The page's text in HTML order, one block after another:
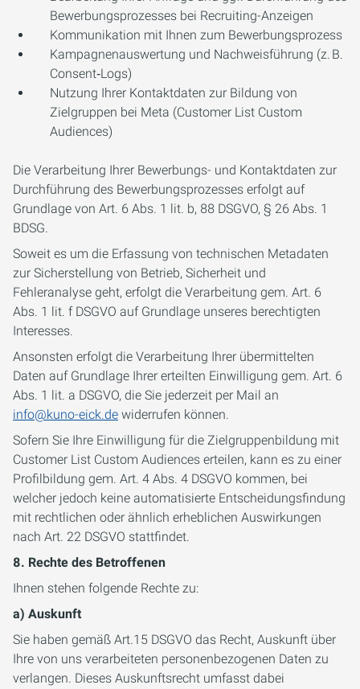
Bewerbungsprozesses bei Recruiting-Anzeigen
Kommunikation mit Ihnen zum Bewerbungsprozess
Kampagnenauswertung und Nachweisführung (z. B.
Consent‑Logs)
Nutzung Ihrer Kontaktdaten zur Bildung von
Zielgruppen bei Meta (Customer List Custom
Audiences)
Die Verarbeitung Ihrer Bewerbungs- und Kontaktdaten zur
Durchführung des Bewerbungsprozesses erfolgt auf
Grundlage von Art. 6 Abs. 1 lit. b, 88 DSGVO, § 26 Abs. 1
BDSG.
Soweit es um die Erfassung von technischen Metadaten
zur Sicherstellung von Betrieb, Sicherheit und
Fehleranalyse geht, erfolgt die Verarbeitung gem. Art. 6
Abs. 1 lit. f DSGVO auf Grundlage unseres berechtigten
Interesses.
Ansonsten erfolgt die Verarbeitung Ihrer übermittelten
Daten auf Grundlage Ihrer erteilten Einwilligung gem. Art. 6
Abs. 1 lit. a DSGVO, die Sie jederzeit per Mail an
info@kuno-eick.de widerrufen können.
Sofern Sie Ihre Einwilligung für die Zielgruppenbildung mit
Customer List Custom Audiences erteilen, kann es zu einer
Profilbildung gem. Art. 4 Abs. 4 DSGVO kommen, bei
welcher jedoch keine automatisierte Entscheidungsfindung
mit rechtlichen oder ähnlich erheblichen Auswirkungen
nach Art. 22 DSGVO stattfindet.
8. Rechte des Betroffenen
Ihnen stehen folgende Rechte zu:
a) Auskunft
Sie haben gemäß Art.15 DSGVO das Recht, Auskunft über
Ihre von uns verarbeiteten personenbezogenen Daten zu
verlangen. Dieses Auskunftsrecht umfasst dabei